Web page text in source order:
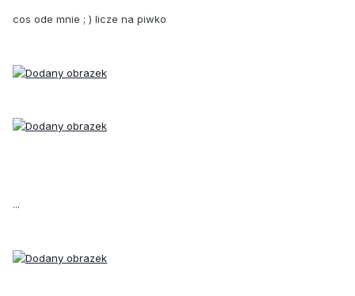
cos ode mnie ; ) licze na piwko
...